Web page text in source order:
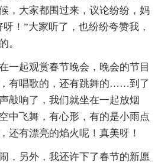
，大家都围过来，议论纷纷，妈
！”大家听了，也纷纷夸赞我，
。
一起观赏春节晚会，晚会的节目
有唱歌的，还有跳舞的……到了
敲响了，我们就坐在一起放烟
中飞舞，有心形，有的是小雨点
还有漂亮的焰火呢！真美呀！
，另外，我还许下了春节的新愿